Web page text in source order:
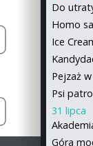
Do
Homo
Ice
Pejzaż
Psi
31 lipca
Góra